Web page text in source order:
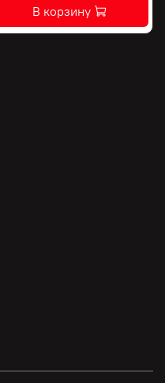
В корзину